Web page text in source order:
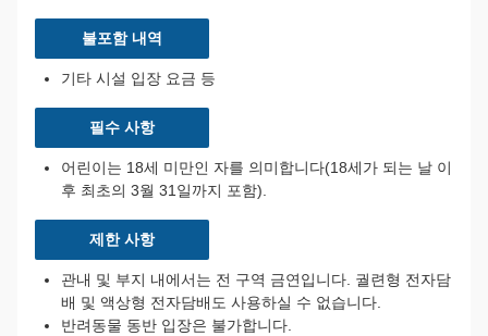
불포함 내역
기타 시설 입장 요금 등
필수 사항
어린이는 18세 미만인 자를 의미합니다(18세가 되는 날 이
후 최초의 3월 31일까지 포함).
제한 사항
관내 및 부지 내에서는 전 구역 금연입니다. 궐련형 전자담
배 및 액상형 전자담배도 사용하실 수 없습니다.
반려동물 동반 입장은 불가합니다.